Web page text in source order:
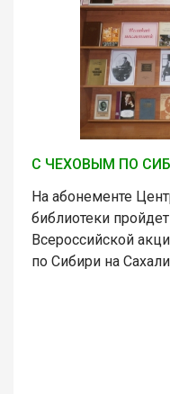
С ЧЕХОВЫМ ПО
На абонементе
библиотеки
Всероссийской
по Сибири на